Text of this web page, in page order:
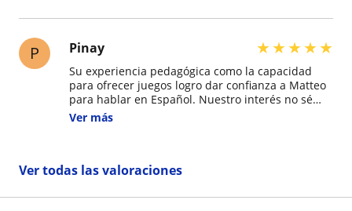
sumas. Un avance impresionante gracias a la
siempre puntual.
P Pinay ★★★★★
Su experiencia pedagógica como la capacidad
para ofrecer juegos logro dar confianza a Matteo
para hablar en Español. Nuestro interés no sé
enfocaba en una profe bilingüe, el tiempo fue
infancia. Gracias Cristina por tu tiempo!!
Ver más
Ver todas las valoraciones